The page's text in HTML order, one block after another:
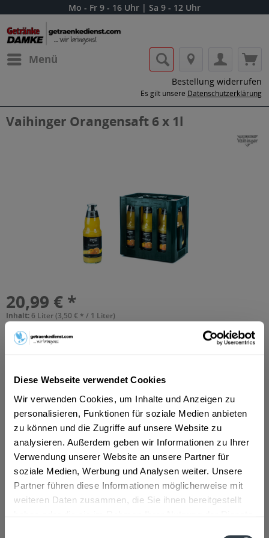
Diese Webseite verwendet Cookies
Wir verwenden Cookies, um Inhalte und Anzeigen zu
personalisieren, Funktionen für soziale Medien anbieten
zu können und die Zugriffe auf unsere Website zu
analysieren. Außerdem geben wir Informationen zu Ihrer
Verwendung unserer Website an unsere Partner für
soziale Medien, Werbung und Analysen weiter. Unsere
Partner führen diese Informationen möglicherweise mit
weiteren Daten zusammen, die Sie ihnen bereitgestellt
Mo - Fr 9 - 16 Uhr | Sa 9 - 12 Uhr
Menü
Bestellung widerrufen
Es gilt unsere Datenschutzerklärung
Vaihinger Orangensaft 6 x 1l
20,99 € *
Inhalt: 6 Liter (3,50 € * / 1 Liter)
Vorrätig
+2,40 € Pfand
In den Warenkorb
Hinzugefügt
Artikel-Nr.: 10581
Beschreibung
So beschreibt der Hersteller sein Produkt: Grapefruitsaft
aus Grapefruitsaftkonzentrat,...mehr